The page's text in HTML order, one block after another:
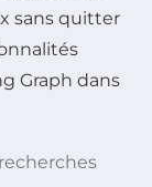
sans quitter
Graph dans